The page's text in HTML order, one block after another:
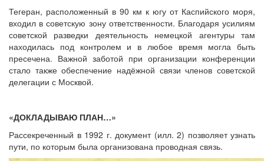
Тегеран, расположенный в 90 км к югу от Каспийского моря,
входил в советскую зону ответственности. Благодаря усилиям
советской разведки деятельность немецкой агентуры там
находилась под контролем и в любое время могла быть
пресечена. Важной заботой при организации конференции
стало также обеспечение надёжной связи членов советской
делегации с Москвой.
«ДОКЛАДЫВАЮ ПЛАН…»
Рассекреченный в 1992 г. документ (илл. 2) позволяет узнать
пути, по которым была организована проводная связь.